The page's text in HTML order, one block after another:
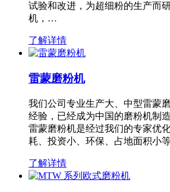
试验和改进，为超细粉的生产而
机，…
了解详情
雷蒙磨粉机
我们公司专业生产大、中型雷蒙
经验，已经成为中国的磨粉机制
雷蒙磨粉机是经过我们的专家优
耗、投资小、环保、占地面积小
了解详情